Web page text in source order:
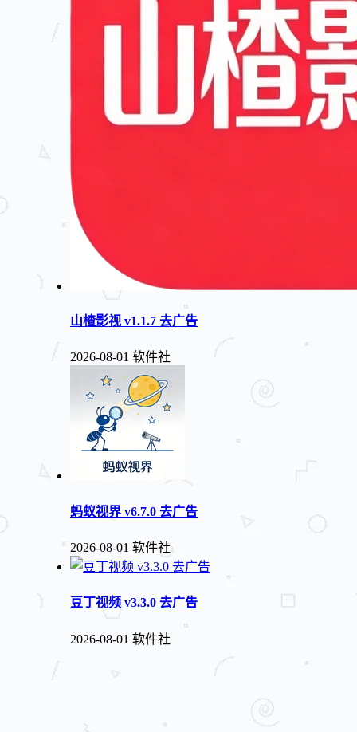
山楂影视 v1.1.7 去广告
2026-08-01 软件社
蚂蚁视界 v6.7.0 去广告
2026-08-01 软件社
豆丁视频 v3.3.0 去广告
2026-08-01 软件社